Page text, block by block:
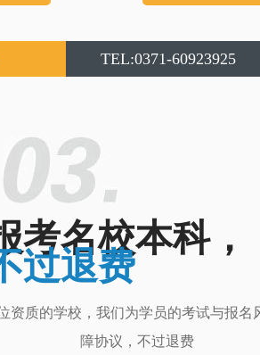
TEL:0371-60923925
考名校本科，
过退费
资质的学校，我们为学员的考试与报名
障协议，不过退费